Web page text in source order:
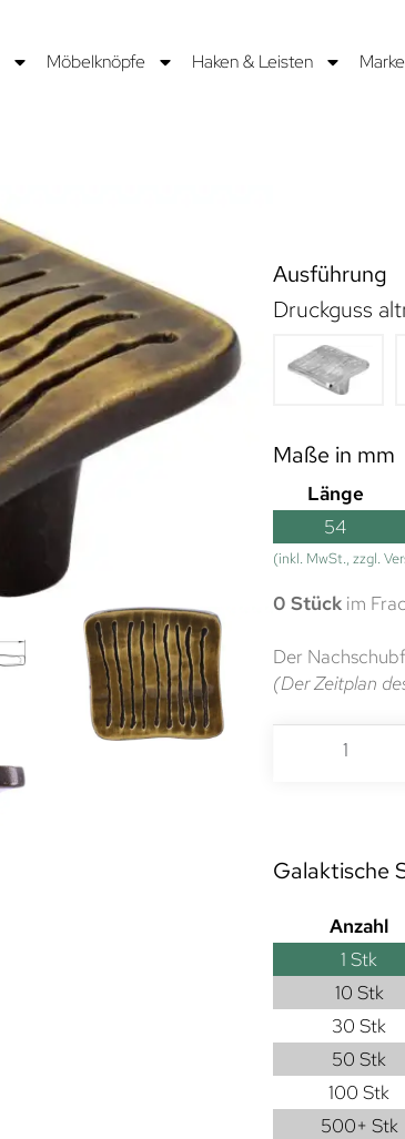
Möbelknöpfe Haken & Leisten
Ausführung
Druckguss
Maße in mm
Länge
54
(inkl. MwSt., zzgl.
0 Stück im
Der
(Der Zeitplan
Galaktische
Anzahl
1 Stk
10 Stk
30 Stk
50 Stk
100 Stk
500+ Stk